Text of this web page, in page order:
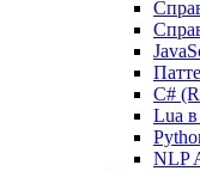
C#
Lua
NLP